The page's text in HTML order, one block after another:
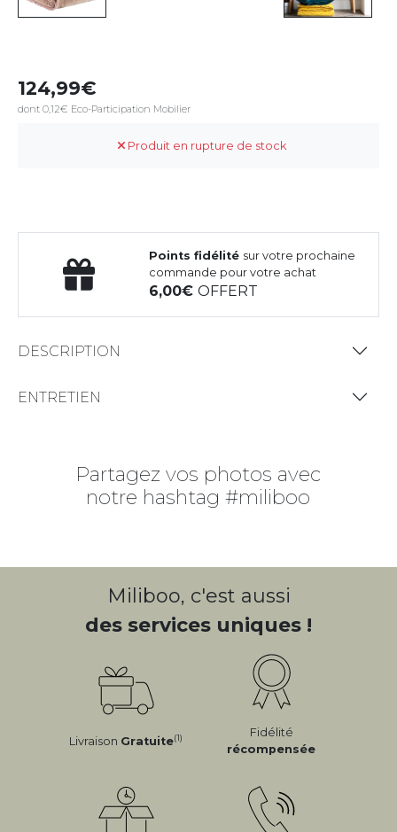
124,99
dont 0,12€ Eco-Participation Mobilier
Produit en rupture de stock
Points fidélité sur votre prochaine
commande pour votre achat
6,00OFFERT
DESCRIPTION
ENTRETIEN
Partagez vos photos avec
notre hashtag #miliboo
Miliboo, c'est aussi
des services uniques !
Livraison Gratuite(1)
Fidélité
récompensée